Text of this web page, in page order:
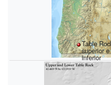
Table
superior e
inferior